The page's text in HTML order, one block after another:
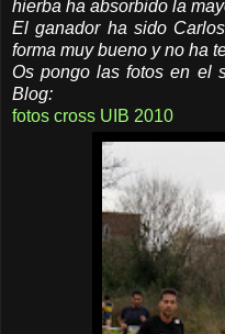
hierba ha absorbido la
El ganador ha sido
forma muy bueno y no ha
Os pongo las fotos en el
Blog:
fotos cross UIB 2010